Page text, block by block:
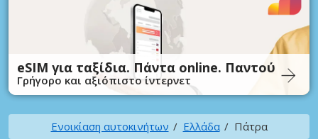
eSIM για ταξίδια. Πάντα online. Παντού
Γρήγορο και αξιόπιστο ίντερνετ
Ενοικίαση αυτοκινήτων Ελλάδα Πάτρα